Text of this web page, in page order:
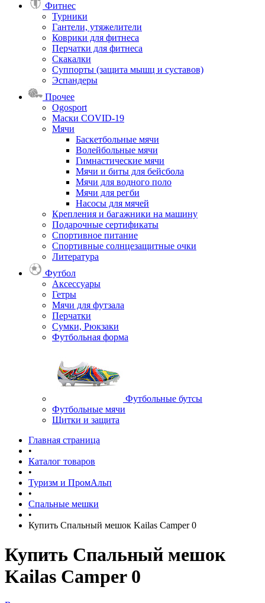
Фитнес
Турники
Гантели, утяжелители
Коврики для фитнеса
Перчатки для фитнеса
Скакалки
Суппорты (защита мышц и суставов)
Эспандеры
Прочее
Ogosport
Маски COVID-19
Мячи
Баскетбольные мячи
Волейбольные мячи
Гимнастические мячи
Мячи и биты для бейсбола
Мячи для водного поло
Мячи для регби
Насосы для мячей
Крепления и багажники на машину
Подарочные сертификаты
Спортивное питание
Спортивные солнцезащитные очки
Литература
Футбол
Аксессуары
Гетры
Мячи для футзала
Перчатки
Сумки, Рюкзаки
Футбольная форма
Футбольные бутсы
Футбольные мячи
Щитки и защита
Главная страница
•
Каталог товаров
•
Туризм и ПромАльп
•
Спальные мешки
•
Купить Спальный мешок Kailas Camper 0
Купить Спальный мешок
Kailas Camper 0